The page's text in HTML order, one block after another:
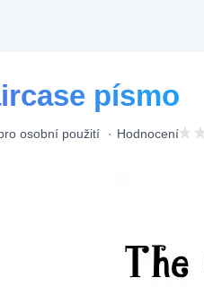
písmo
osobní použití Hodnocení